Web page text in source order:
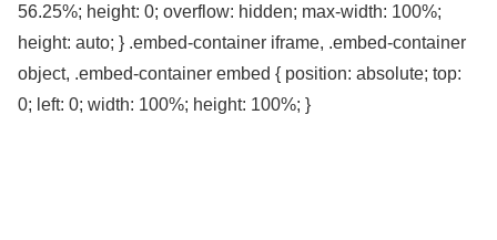
56.25%; height: 0; overflow: hidden; max-width: 100%;
height: auto; } .embed-container iframe, .embed-container
object, .embed-container embed { position: absolute; top:
0; left: 0; width: 100%; height: 100%; }